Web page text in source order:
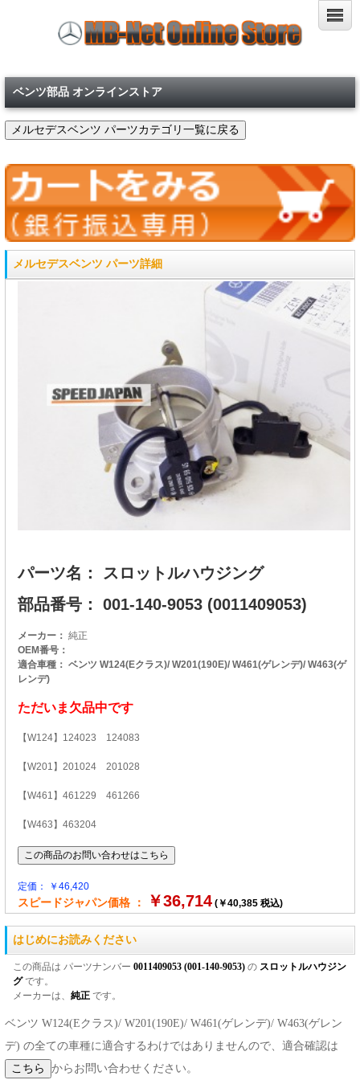
ベンツ部品 オンラインストア
メルセデスベンツ パーツ詳細
パーツ名： スロットルハウジング
部品番号： 001-140-9053 (0011409053)
メーカー： 純正
OEM番号：
適合車種： ベンツ W124(Eクラス)/ W201(190E)/ W461(ゲレンデ)/ W463(ゲ
レンデ)
ただいま欠品中です
【W124】124023 124083
【W201】201024 201028
【W461】461229 461266
【W463】463204
定価： ￥46,420
スピードジャパン価格 ： ￥36,714 (￥40,385 税込)
はじめにお読みください
この商品は パーツナンバー 0011409053 (001-140-9053) の スロットルハウジン
グです。
メーカーは、 純正 です。
ベンツ W124(Eクラス)/ W201(190E)/ W461(ゲレンデ)/ W463(ゲレン
デ) の全ての車種に適合するわけではありませんので、適合確認は
からお問い合わせください。